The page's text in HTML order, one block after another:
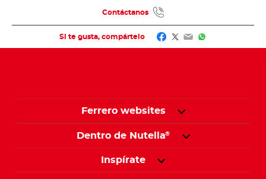
Si te gusta, compártelo Facebook
Twitter
EmailWhatsApp
Contáctanos
Ferrero websites
Dentro de Nutella®
Inspírate